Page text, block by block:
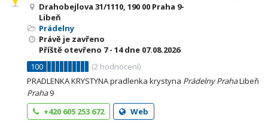
Drahobejlova 31/1110, 190 00 Praha 9-
Libeň
Prádelny
Právě je zavřeno
Příště otevřeno 7 - 14dne 07.08.2026
100
(2 hodnocení)
PRADLENKA KRYSTYNA pradlenka krystyna Prádelny PrahaLibeň
Praha9
+420 605 253 672
Web